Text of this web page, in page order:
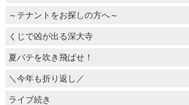
～テナントをお探しの方へ～
くじで凶が出る深大寺
夏バテを吹き飛ばせ！
＼今年も折り返し／
ライブ続き